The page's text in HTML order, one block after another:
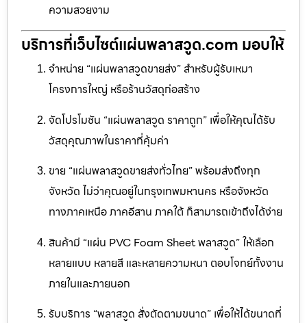
ความสวยงาม
บริการที่เว็บไซต์แผ่นพลาสวูด.com มอบให้
จำหน่าย “แผ่นพลาสวูดขายส่ง” สำหรับผู้รับเหมา
โครงการใหญ่ หรือร้านวัสดุก่อสร้าง
จัดโปรโมชัน “แผ่นพลาสวูด ราคาถูก” เพื่อให้คุณได้รับ
วัสดุคุณภาพในราคาที่คุ้มค่า
ขาย “แผ่นพลาสวูดขายส่งทั่วไทย” พร้อมส่งถึงทุก
จังหวัด ไม่ว่าคุณอยู่ในกรุงเทพมหานคร หรือจังหวัด
ทางภาคเหนือ ภาคอีสาน ภาคใต้ ก็สามารถเข้าถึงได้ง่าย
สินค้ามี “แผ่น PVC Foam Sheet พลาสวูด” ให้เลือก
หลายแบบ หลายสี และหลายความหนา ตอบโจทย์ทั้งงาน
ภายในและภายนอก
รับบริการ “พลาสวูด สั่งตัดตามขนาด” เพื่อให้ได้ขนาดที่